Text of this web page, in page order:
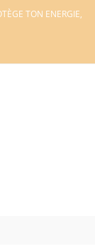
TON ENERGIE,